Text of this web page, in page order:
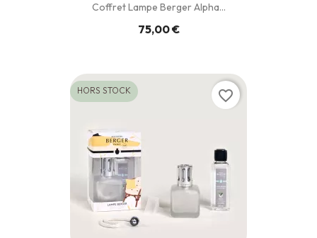
Coffret Lampe Berger Alpha...
75,00 €
HORS STOCK favorite_border